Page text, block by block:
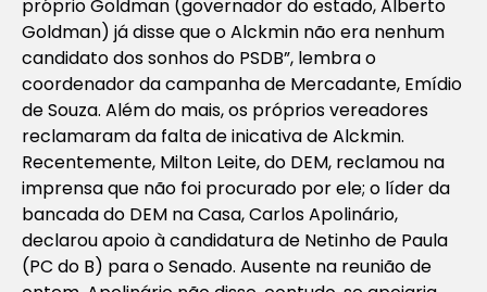
próprio Goldman (governador do estado, Alberto
Goldman) já disse que o Alckmin não era nenhum
candidato dos sonhos do PSDB”, lembra o
coordenador da campanha de Mercadante, Emídio
de Souza. Além do mais, os próprios vereadores
reclamaram da falta de inicativa de Alckmin.
Recentemente, Milton Leite, do DEM, reclamou na
imprensa que não foi procurado por ele; o líder da
bancada do DEM na Casa, Carlos Apolinário,
declarou apoio à candidatura de Netinho de Paula
(PC do B) para o Senado. Ausente na reunião de